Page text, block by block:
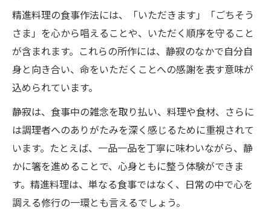
精進料理の食事作法には、「いただきます」「ごちそう
さま」を心から唱えることや、いただく順序を守ること
が含まれます。これらの所作には、静寂のなかで自分自
身と向き合い、命をいただくことへの感謝を表す意味が
込められています。
静寂は、食事中の雑念を取り払い、料理や食材、さらに
は調理者へのありがたみを深く感じるために重視されて
います。たとえば、一品一品を丁寧に味わいながら、静
かに箸を進めることで、心身ともに整う体験ができま
す。精進料理は、単なる食事ではなく、日常の中で心を
調える修行の一環とも言えるでしょう。